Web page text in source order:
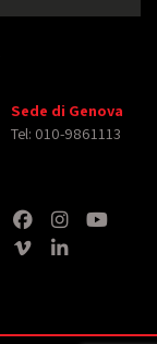
Sede di Genova
Tel: 010-9861113